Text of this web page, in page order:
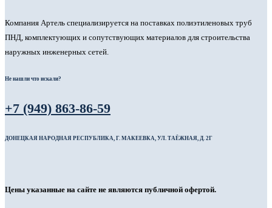
Компания Артель специализируется на поставках полиэтиленовых труб
ПНД, комплектующих и сопутствующих материалов для строительства
наружных инженерных сетей.
Не нашли что искали?
+7 (949) 863-86-59
ДОНЕЦКАЯ НАРОДНАЯ РЕСПУБЛИКА, Г. МАКЕЕВКА, УЛ. ТАЁЖНАЯ, Д. 2Г
Цены указанные на сайте не являются публичной офертой.